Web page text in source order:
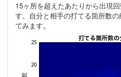
15ヶ所を超えたあたりから出現
す。自分と相手の打てる箇所数
てみます。